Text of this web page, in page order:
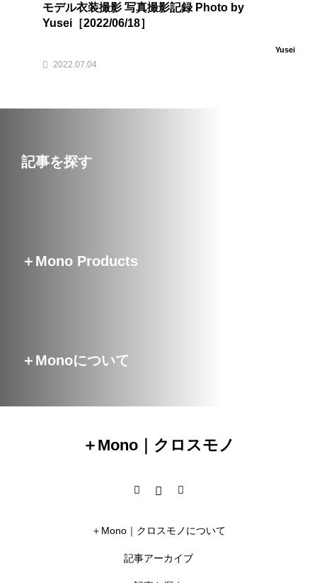
モデル衣装撮影 写真撮影記録 Photo by
Yusei［2022/06/18］
Yusei
2022.07.04
記事を探す
＋Mono Products
＋Monoについて
＋Mono｜クロスモノ
＋Mono｜クロスモノについて
記事アーカイブ